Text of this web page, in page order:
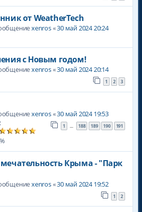
от WeatherTech
xenros«30 май 2024 20:24
с Новым годом!
xenros«30 май 2024 20:14
1 2 3
xenros«30 май 2024 19:53
1 … 188 189 190 191
Крыма - "Парк
xenros«30 май 2024 19:52
1 2